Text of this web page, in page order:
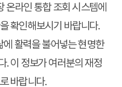
온라인 통합 조회 시스템에
확인해보시기 바랍니다.
활력을 불어넣는 현명한
. 이 정보가 여러분의 재정
바랍니다.